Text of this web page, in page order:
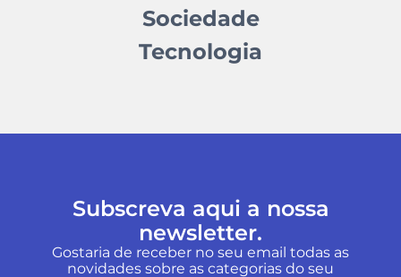
Sociedade
Tecnologia
Subscreva aqui a nossa
newsletter.
Gostaria de receber no seu email todas as
novidades sobre as categorias do seu